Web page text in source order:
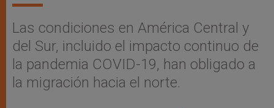
Las condiciones en América Central y
del Sur, incluido el impacto continuo de
la pandemia COVID-19, han obligado a
la migración hacia el norte.